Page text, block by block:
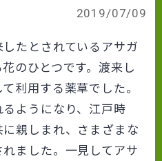
2019/07/09
たとされているアサガ
のひとつです。渡来し
利用する薬草でした。
ようになり、江戸時
親しまれ、さまざまな
ました。一見してアサ